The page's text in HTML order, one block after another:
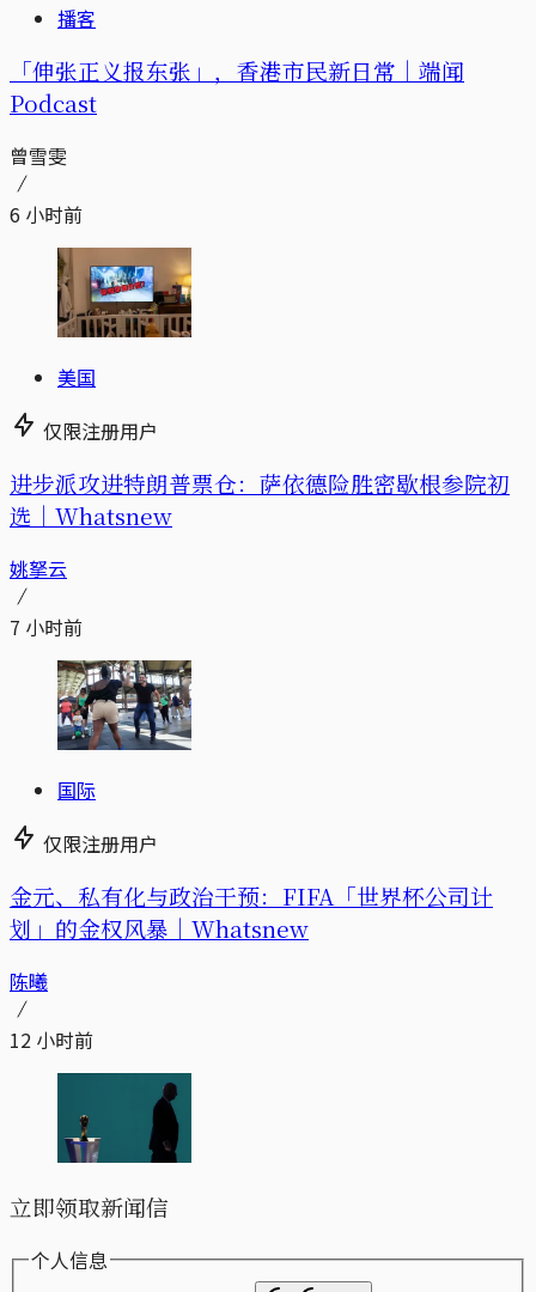
播客
「伸张正义报东张」，香港市民新日常｜端闻
Podcast
曾雪雯
6 小时前
美国
仅限注册用户
进步派攻进特朗普票仓：萨依德险胜密歇根参院初
选｜Whatsnew
姚拏云
7 小时前
国际
仅限注册用户
金元、私有化与政治干预：FIFA「世界杯公司计
划」的金权风暴｜Whatsnew
陈曦
12 小时前
立即领取新闻信
个人信息